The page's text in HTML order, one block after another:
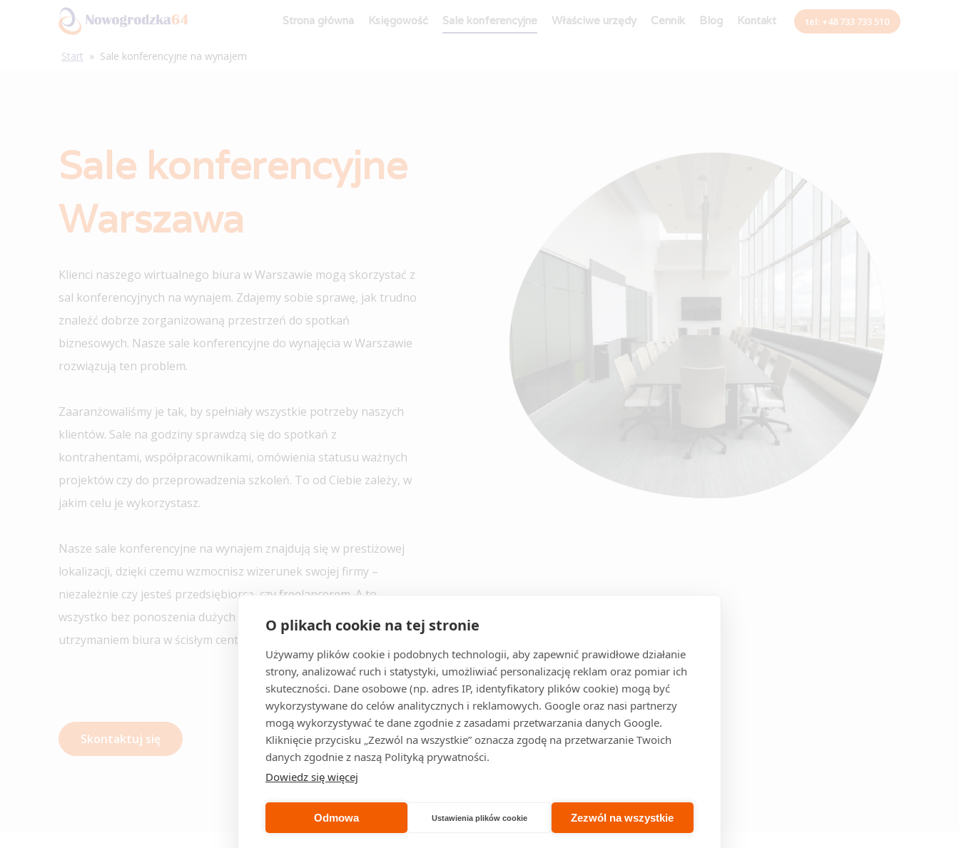
O plikach cookie na tej stronie
Używamy plików cookie i podobnych technologii, aby zapewnić prawidłowe działanie
strony, analizować ruch i statystyki, umożliwiać personalizację reklam oraz pomiar ich
skuteczności. Dane osobowe (np. adres IP, identyfikatory plików cookie) mogą być
wykorzystywane do celów analitycznych i reklamowych. Google oraz nasi partnerzy
mogą wykorzystywać te dane zgodnie z zasadami przetwarzania danych Google.
Kliknięcie przycisku „Zezwól na wszystkie” oznacza zgodę na przetwarzanie Twoich
danych zgodnie z naszą Polityką prywatności.
Dowiedz się więcej
Odmowa Ustawienia plików cookie Zezwól na wszystkie
Strona główna Księgowość Sale konferencyjne Właściwe urzędy Cennik Blog Kontakt tel: +48 733 733 510
Start » Sale konferencyjne na wynajem
Sale konferencyjne
Warszawa
Klienci naszego wirtualnego biura w Warszawie mogą skorzystać z
sal konferencyjnych na wynajem. Zdajemy sobie sprawę, jak trudno
znaleźć dobrze zorganizowaną przestrzeń do spotkań
biznesowych. Nasze sale konferencyjne do wynajęcia w Warszawie
rozwiązują ten problem.
Zaaranżowaliśmy je tak, by spełniały wszystkie potrzeby naszych
klientów. Sale na godziny sprawdzą się do spotkań z
kontrahentami, współpracownikami, omówienia statusu ważnych
projektów czy do przeprowadzenia szkoleń. To od Ciebie zależy, w
jakim celu je wykorzystasz.
Nasze sale konferencyjne na wynajem znajdują się w prestiżowej
lokalizacji, dzięki czemu wzmocnisz wizerunek swojej firmy –
niezależnie czy jesteś przedsiębiorcą, czy freelancerem. A to
wszystko bez ponoszenia dużych kosztów związanych z
utrzymaniem biura w ścisłym centrum Warszawy.
Skontaktuj się